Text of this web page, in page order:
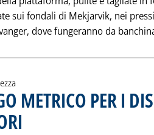
sui fondali di Mekjarvik, nei pressi
dove fungeranno da
METRICO PER I